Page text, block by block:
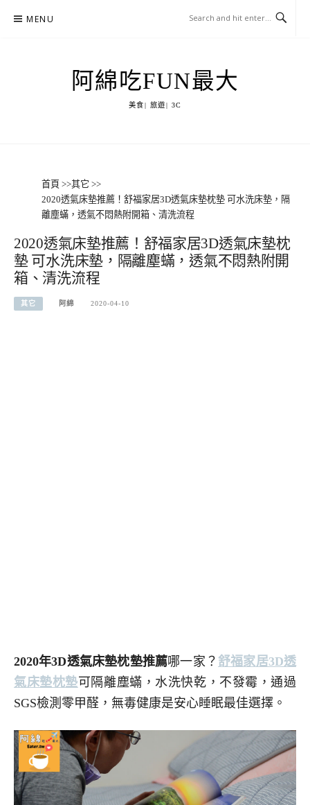
MENU
阿綿吃FUN最大
美食| 旅遊| 3C
首頁 >>其它 >>
2020透氣床墊推薦！舒福家居3D透氣床墊枕墊 可水洗床墊，隔
離塵蟎，透氣不悶熱附開箱、清洗流程
2020透氣床墊推薦！舒福家居3D透氣床墊枕
墊 可水洗床墊，隔離塵蟎，透氣不悶熱附開
箱、清洗流程
其它 阿綿 2020-04-10
2020年3D透氣床墊枕墊推薦哪一家？ 舒福家居3D透
氣床墊枕墊可隔離塵蟎，水洗快乾，不發霉，通過
SGS檢測零甲醛，無毒健康是安心睡眠最佳選擇。